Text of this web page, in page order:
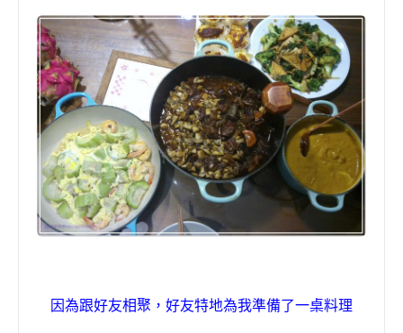
因為跟好友相聚，好友特地為我準備了一桌料理